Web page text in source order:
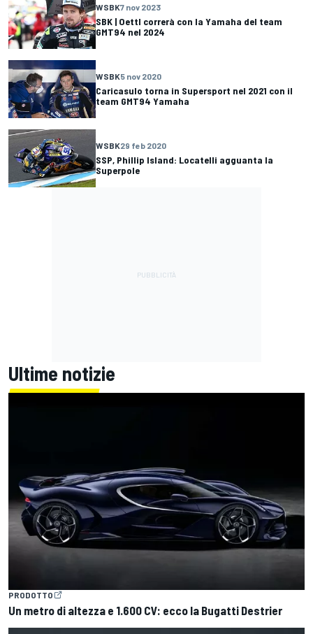
WSBK7 nov 2023
SBK | Oettl correrà con la Yamaha del team
GMT94 nel 2024
WSBK5 nov 2020
Caricasulo torna in Supersport nel 2021 con il
team GMT94 Yamaha
WSBK29 feb 2020
SSP, Phillip Island: Locatelli agguanta la
Superpole
Ultime notizie
PRODOTTO
Un metro di altezza e 1.600 CV: ecco la Bugatti Destrier